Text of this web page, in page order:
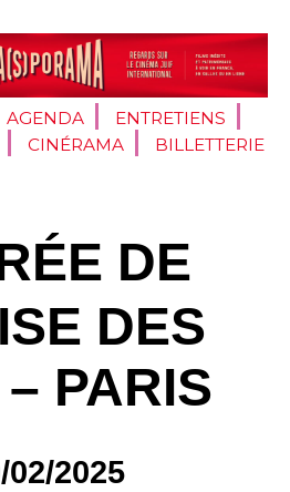
AGENDA
ENTRETIENS
CINÉRAMA BILLETTERIE
DE
DES
PARIS
02/2025